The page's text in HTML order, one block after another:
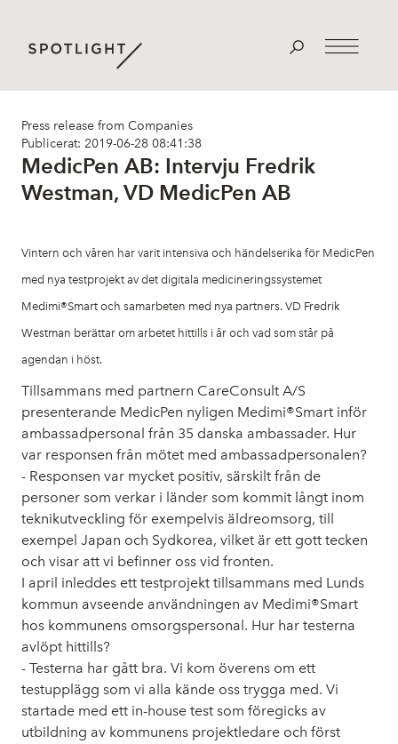
Press release from Companies
Publicerat: 2019-06-28 08:41:38
MedicPen AB: Intervju Fredrik
Westman, VD MedicPen AB
Vintern och våren har varit intensiva och händelserika för MedicPen
med nya testprojekt av det digitala medicineringssystemet
Medimi®Smart och samarbeten med nya partners. VD Fredrik
Westman berättar om arbetet hittills i år och vad som står på
agendan i höst.
Tillsammans med partnern CareConsult A/S
presenterande MedicPen nyligen Medimi®Smart inför
ambassadpersonal från 35 danska ambassader. Hur
var responsen från mötet med ambassadpersonalen?
- Responsen var mycket positiv, särskilt från de
personer som verkar i länder som kommit långt inom
teknikutveckling för exempelvis äldreomsorg, till
exempel Japan och Sydkorea, vilket är ett gott tecken
och visar att vi befinner oss vid fronten.
I april inleddes ett testprojekt tillsammans med Lunds
kommun avseende användningen av Medimi®Smart
hos kommunens omsorgspersonal. Hur har testerna
avlöpt hittills?
- Testerna har gått bra. Vi kom överens om ett
testupplägg som vi alla kände oss trygga med. Vi
startade med ett in-house test som föregicks av
utbildning av kommunens projektledare och först